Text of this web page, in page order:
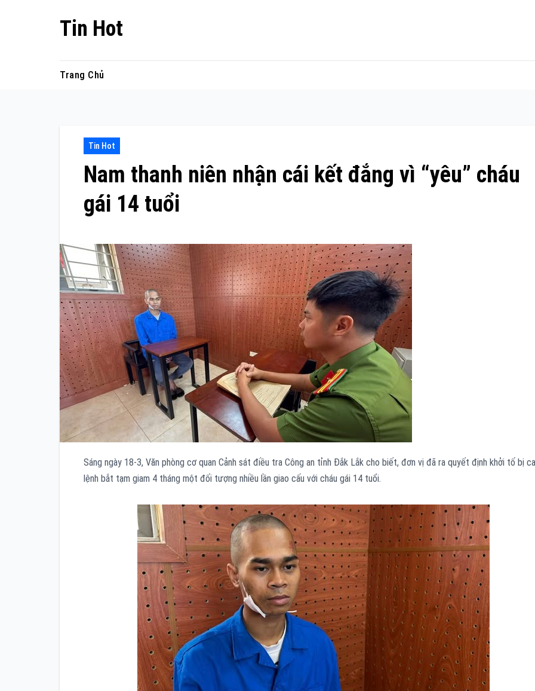
Tin Hot
Trang Chủ
Tin Hot
Nam thanh niên nhận cái kết đắng vì “yêu” cháu
gái 14 tuổi
Sáng ngày 18-3, Văn phòng cơ quan Cảnh sát điều tra Công an tỉnh Đắk Lắk cho biết, đơn vị đã ra quyết định khởi tố bị
lệnh bắt tạm giam 4 tháng một đối tượng nhiều lần giao cấu với cháu gái 14 tuổi.